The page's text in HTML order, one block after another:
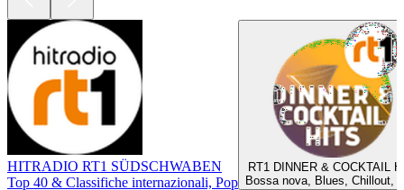
HITRADIO RT1 SÜDSCHWABEN
Top 40 & Classifiche internazionali, Pop
RT1 DINNER & COCKTAIL
Bossa nova, Blues, Chillout,